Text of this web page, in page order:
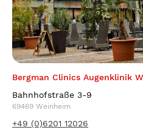
Bergman Clinics Augenklinik
Bahnhofstraße 3-9
69469 Weinheim
+49 (0)6201 12026